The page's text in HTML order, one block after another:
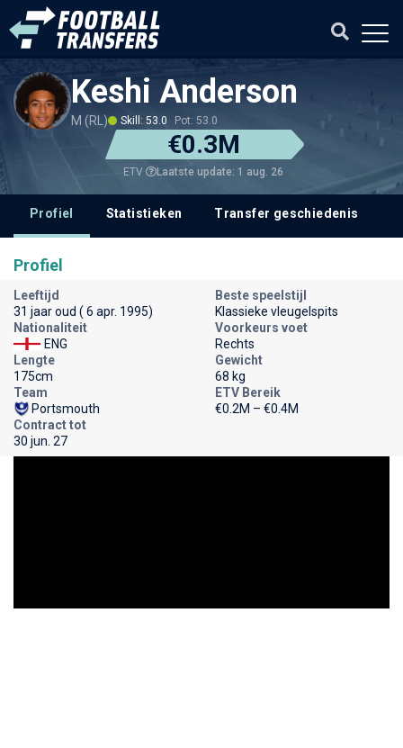
Keshi Anderson
M (RL) Skill: 53.0 Pot: 53.0
€0.3M
ETV Laatste update: 1 aug. 26
Profiel Statistieken Transfer geschiedenis
Profiel
Leeftijd
31 jaar oud ( 6 apr. 1995)
Beste speelstijl
Klassieke vleugelspits
Nationaliteit
ENG
Voorkeurs voet
Rechts
Lengte
175cm
Gewicht
68 kg
Team
Portsmouth
ETV Bereik
€0.2M – €0.4M
Contract tot
30 jun. 27